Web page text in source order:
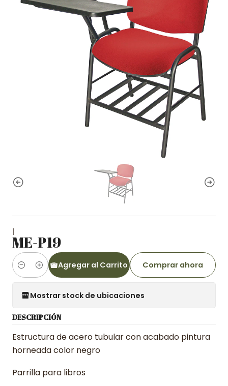
|
ME-P19
Cantidad
Agregar al Carrito Comprar ahora
Mostrar stock de ubicaciones
DESCRIPCIÓN
Estructura de acero tubular con acabado pintura
horneada color negro
Parrilla para libros